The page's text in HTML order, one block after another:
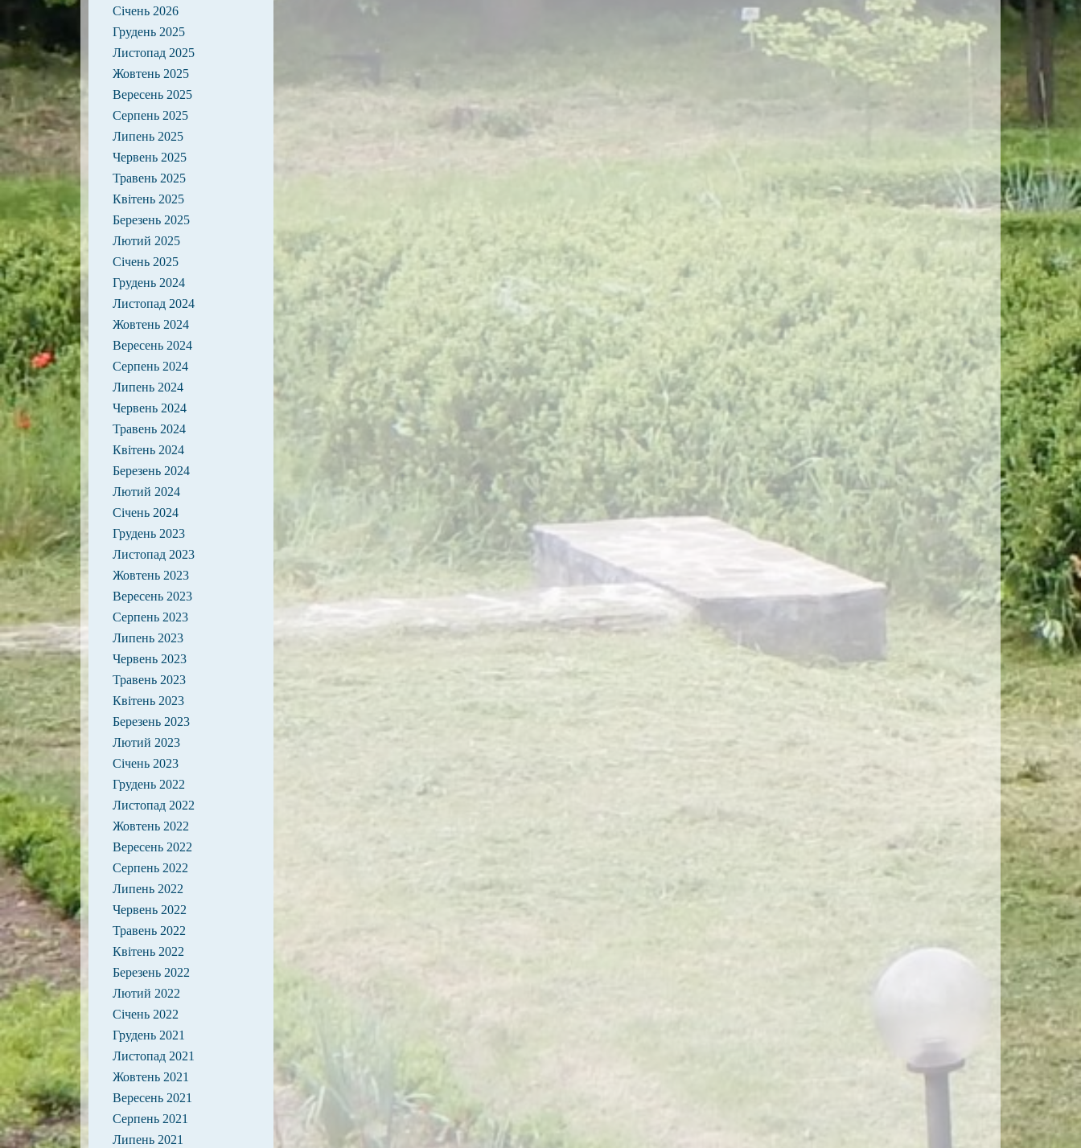
Січень 2026
Грудень 2025
Листопад 2025
Жовтень 2025
Вересень 2025
Серпень 2025
Липень 2025
Червень 2025
Травень 2025
Квітень 2025
Березень 2025
Лютий 2025
Січень 2025
Грудень 2024
Листопад 2024
Жовтень 2024
Вересень 2024
Серпень 2024
Липень 2024
Червень 2024
Травень 2024
Квітень 2024
Березень 2024
Лютий 2024
Січень 2024
Грудень 2023
Листопад 2023
Жовтень 2023
Вересень 2023
Серпень 2023
Липень 2023
Червень 2023
Травень 2023
Квітень 2023
Березень 2023
Лютий 2023
Січень 2023
Грудень 2022
Листопад 2022
Жовтень 2022
Вересень 2022
Серпень 2022
Липень 2022
Червень 2022
Травень 2022
Квітень 2022
Березень 2022
Лютий 2022
Січень 2022
Грудень 2021
Листопад 2021
Жовтень 2021
Вересень 2021
Серпень 2021
Липень 2021